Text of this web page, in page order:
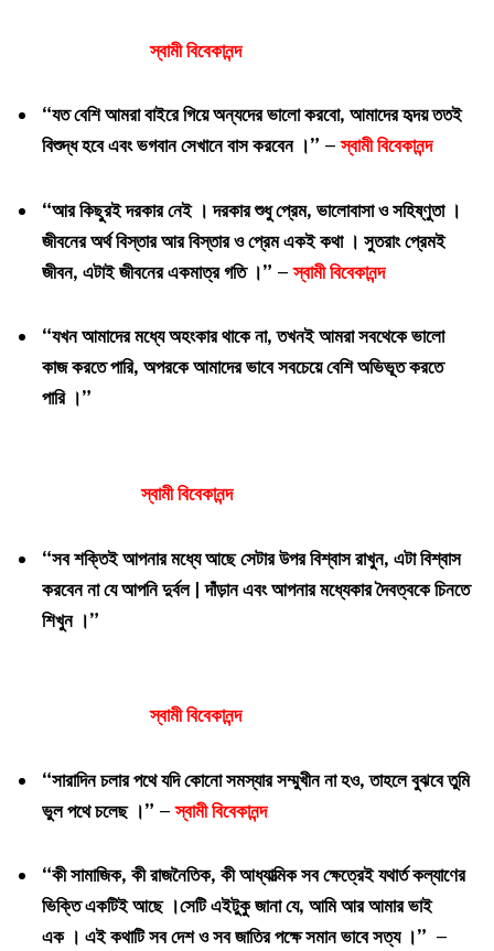
স্বামী বিবেকানন্দ
“যত বেশি আমরা বাইরে গিয়ে অন্যদের ভালো করবো, আমাদের হৃদয় ততই
বিশুদ্ধ হবে এবং ভগবান সেখানে বাস করবেন ।” –স্বামী বিবেকানন্দ
“আর কিছুরই দরকার নেই । দরকার শুধু প্রেম, ভালোবাসা ও সহিষ্ণুতা ।
জীবনের অর্থ বিস্তার আর বিস্তার ও প্রেম একই কথা । সুতরাং প্রেমই
জীবন, এটাই জীবনের একমাত্র গতি ।” –স্বামী বিবেকানন্দ
“যখন আমাদের মধ্যে অহংকার থাকে না, তখনই আমরা সবথেকে ভালো
কাজ করতে পারি, অপরকে আমাদের ভাবে সবচেয়ে বেশি অভিভূত করতে
পারি ।”
স্বামী বিবেকানন্দ
“সব শক্তিই আপনার মধ্যে আছে সেটার উপর বিশ্বাস রাখুন, এটা বিশ্বাস
করবেন না যে আপনি দুর্বল | দাঁড়ান এবং আপনার মধ্যেকার দৈবত্বকে চিনতে
শিখুন ।”
স্বামী বিবেকানন্দ
“সারাদিন চলার পথে যদি কোনো সমস্যার সম্মুখীন না হও, তাহলে বুঝবে তুমি
ভুল পথে চলেছ ।” –স্বামী বিবেকানন্দ
“কী সামাজিক, কী রাজনৈতিক, কী আধ্যাত্মিক সব ক্ষেত্রেই যথার্ত কল্যাণের
ভিক্তি একটিই আছে ।সেটি এইটুকু জানা যে, আমি আর আমার ভাই
এক । এই কথাটি সব দেশ ও সব জাতির পক্ষে সমান ভাবে সত্য ।” –